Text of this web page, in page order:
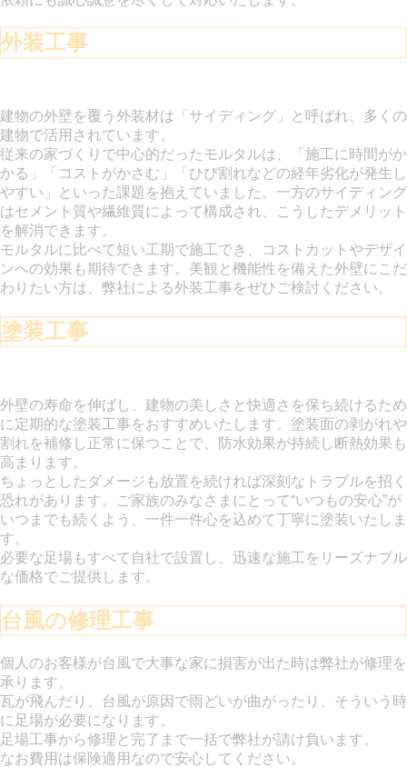
外装工事
建物の外壁を覆う外装材は「サイディング」と呼ばれ、多くの
建物で活用されています。
従来の家づくりで中心的だったモルタルは、「施工に時間がか
かる」「コストがかさむ」「ひび割れなどの経年劣化が発生し
やすい」といった課題を抱えていました。一方のサイディング
はセメント質や繊維質によって構成され、こうしたデメリット
を解消できます。
モルタルに比べて短い工期で施工でき、コストカットやデザイ
ンへの効果も期待できます。美観と機能性を備えた外壁にこだ
わりたい方は、弊社による外装工事をぜひご検討ください。
塗装工事
外壁の寿命を伸ばし、建物の美しさと快適さを保ち続けるため
に定期的な塗装工事をおすすめいたします。塗装面の剥がれや
割れを補修し正常に保つことで、防水効果が持続し断熱効果も
高まります。
ちょっとしたダメージも放置を続ければ深刻なトラブルを招く
恐れがあります。ご家族のみなさまにとって“いつもの安心”が
いつまでも続くよう、一件一件心を込めて丁寧に塗装いたしま
す。
必要な足場もすべて自社で設置し、迅速な施工をリーズナブル
な価格でご提供します。
台風の修理工事
個人のお客様が台風で大事な家に損害が出た時は弊社が修理を
承ります。
瓦が飛んだり、台風が原因で雨どいが曲がったり、そういう時
に足場が必要になります。
足場工事から修理と完了まで一括で弊社が請け負います。
なお費用は保険適用なので安心してください。